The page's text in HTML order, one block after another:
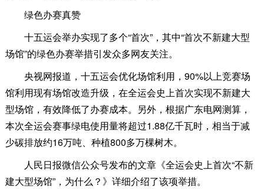
绿色办赛真赞
十五运会举办实现了多个“首次”，其中“首次不新建大型
场馆”的绿色办赛举措引发众多网友关注。
央视网报道，十五运会优化场馆利用，90%以上竞赛场
馆利用现有场馆改造升级，在全运会史上首次实现不新建大
型场馆，有效降低了办赛成本。另外，根据广东电网测算，
本次全运会赛事绿电使用量将超过1.88亿千瓦时，相当于减
少碳排放约16万吨、种植800多万棵树木。
人民日报微信公众号发布的文章《全运会史上首次“不新
建大型场馆”，为什么？》详细介绍了该项举措。